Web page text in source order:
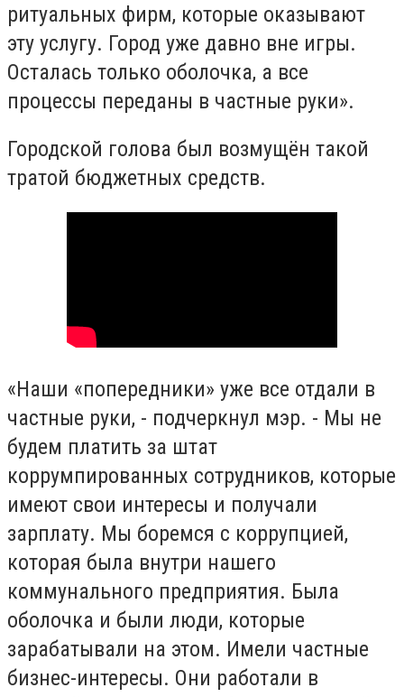
ритуальных фирм, которые оказывают
эту услугу. Город уже давно вне игры.
Осталась только оболочка, а все
процессы переданы в частные руки».
Городской голова был возмущён такой
тратой бюджетных средств.
«Наши «попередники» уже все отдали в
частные руки, - подчеркнул мэр. - Мы не
будем платить за штат
коррумпированных сотрудников, которые
имеют свои интересы и получали
зарплату. Мы боремся с коррупцией,
которая была внутри нашего
коммунального предприятия. Была
оболочка и были люди, которые
зарабатывали на этом. Имели частные
бизнес-интересы. Они работали в